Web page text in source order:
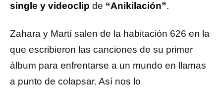
single y videoclip de “Anikilación”.
Zahara y Martí salen de la habitación 626 en la
que escribieron las canciones de su primer
álbum para enfrentarse a un mundo en llamas
a punto de colapsar. Así nos lo